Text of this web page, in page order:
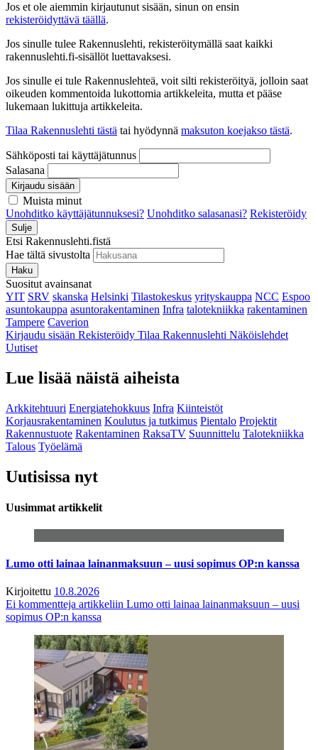
Jos et ole aiemmin kirjautunut sisään, sinun on ensin
rekisteröidyttävä täällä.
Jos sinulle tulee Rakennuslehti, rekisteröitymällä saat kaikki
rakennuslehti.fi-sisällöt luettavaksesi.
Jos sinulle ei tule Rakennuslehteä, voit silti rekisteröityä, jolloin saat
oikeuden kommentoida lukottomia artikkeleita, mutta et pääse
lukemaan lukittuja artikkeleita.
Tilaa Rakennuslehti tästä tai hyödynnä maksuton koejakso tästä.
Sähköposti tai käyttäjätunnus
Salasana
Kirjaudu sisään
Muista minut
Unohditko käyttäjätunnuksesi? Unohditko salasanasi? Rekisteröidy
Sulje
Etsi Rakennuslehti.fistä
Hae tältä sivustolta
Haku
Suositut avainsanat
YIT SRV skanska Helsinki Tilastokeskus yrityskauppa NCC Espoo
asuntokauppa asuntorakentaminen Infra talotekniikka rakentaminen
Tampere Caverion
Kirjaudu sisään Rekisteröidy Tilaa Rakennuslehti Näköislehdet
Uutiset
Lue lisää näistä aiheista
Arkkitehtuuri Energiatehokkuus Infra Kiinteistöt
Korjausrakentaminen Koulutus ja tutkimus Pientalo Projektit
Rakennustuote Rakentaminen RaksaTV Suunnittelu Talotekniikka
Talous Työelämä
Uutisissa nyt
Uusimmat artikkelit
Lumo otti lainaa lainanmaksuun – uusi sopimus OP:n kanssa
Kirjoitettu 10.8.2026
Ei kommentteja artikkeliin Lumo otti lainaa lainanmaksuun – uusi
sopimus OP:n kanssa